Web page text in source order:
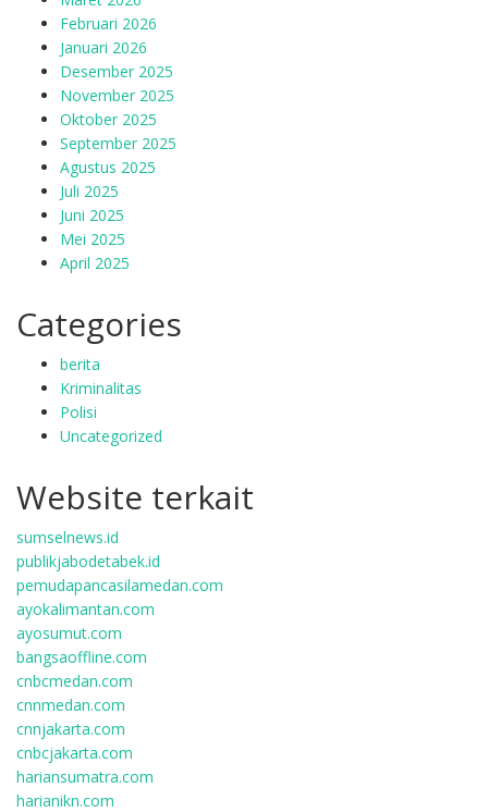
Februari 2026
Januari 2026
Desember 2025
November 2025
Oktober 2025
September 2025
Agustus 2025
Juli 2025
Juni 2025
Mei 2025
April 2025
Categories
berita
Kriminalitas
Polisi
Uncategorized
Website terkait
sumselnews.id
publikjabodetabek.id
pemudapancasilamedan.com
ayokalimantan.com
ayosumut.com
bangsaoffline.com
cnbcmedan.com
cnnmedan.com
cnnjakarta.com
cnbcjakarta.com
hariansumatra.com
harianikn.com